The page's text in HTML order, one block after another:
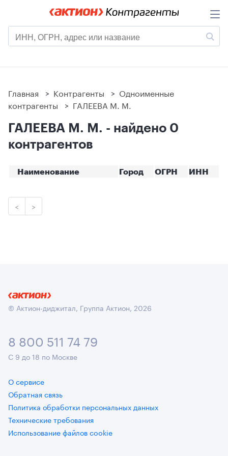
Главная > Контрагенты > Одноименные
контрагенты > ГАЛЕЕВА М. М.
ГАЛЕЕВА М. М. - найдено 0
контрагентов
Наименование Город ОГРН ИНН
< >
© Актион-диджитал, Группа Актион, 2026
8 800 511 74 79
С 9 до 18 по Москве
О сервисе
Обратная связь
Политика обработки персональных данных
Технические требования
Использование файлов cookie